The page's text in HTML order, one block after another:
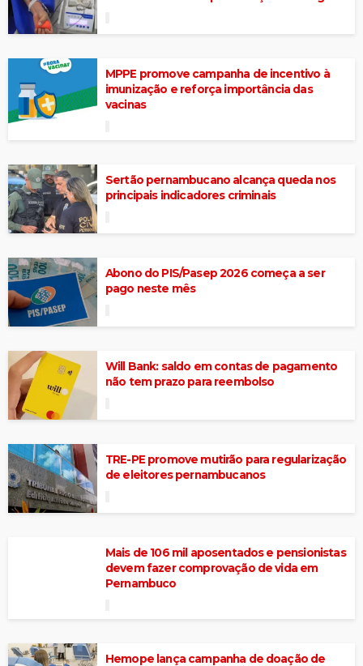
MPPE promove campanha de incentivo à
imunização e reforça importância das
vacinas
Sertão pernambucano alcança queda nos
principais indicadores criminais
Abono do PIS/Pasep 2026 começa a ser
pago neste mês
Will Bank: saldo em contas de pagamento
não tem prazo para reembolso
TRE-PE promove mutirão para regularização
de eleitores pernambucanos
Mais de 106 mil aposentados e pensionistas
devem fazer comprovação de vida em
Pernambuco
Hemope lança campanha de doação de